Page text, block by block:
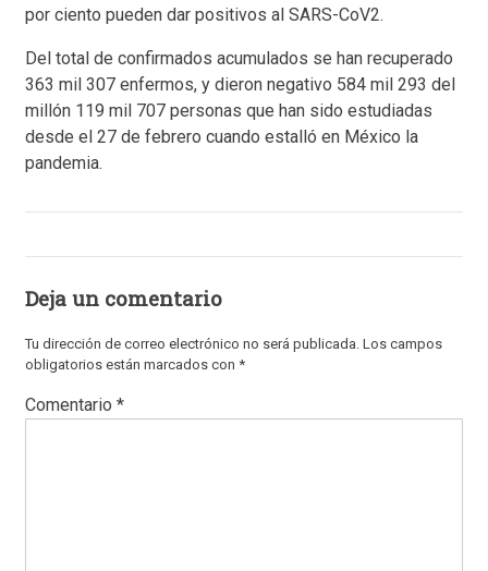
por ciento pueden dar positivos al SARS-CoV2.
Del total de confirmados acumulados se han recuperado
363 mil 307 enfermos, y dieron negativo 584 mil 293 del
millón 119 mil 707 personas que han sido estudiadas
desde el 27 de febrero cuando estalló en México la
pandemia.
Deja un comentario
Tu dirección de correo electrónico no será publicada. Los campos
obligatorios están marcados con *
Comentario *